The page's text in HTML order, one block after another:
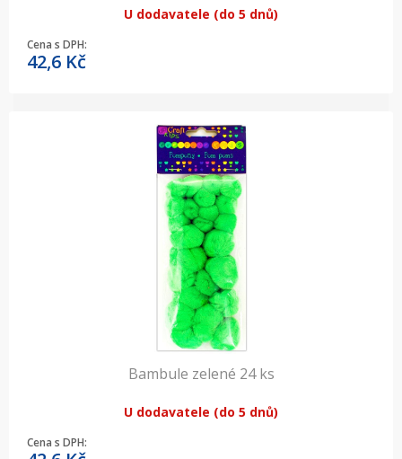
U dodavatele (do 5 dnů)
Cena s DPH:
42,6 Kč
Bambule zelené 24 ks
U dodavatele (do 5 dnů)
Cena s DPH: